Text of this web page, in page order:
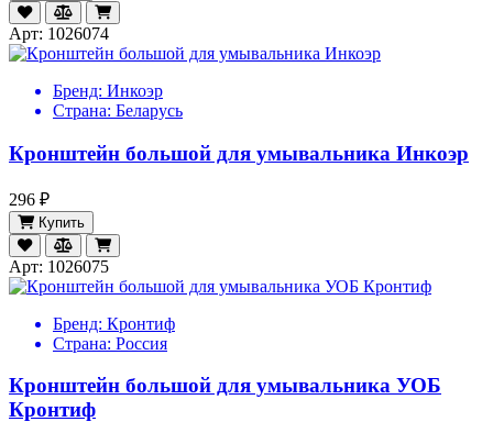
Арт: 1026074
Бренд: Инкоэр
Страна: Беларусь
Кронштейн большой для умывальника Инкоэр
296 ₽
Купить
Арт: 1026075
Бренд: Кронтиф
Страна: Россия
Кронштейн большой для умывальника УОБ
Кронтиф